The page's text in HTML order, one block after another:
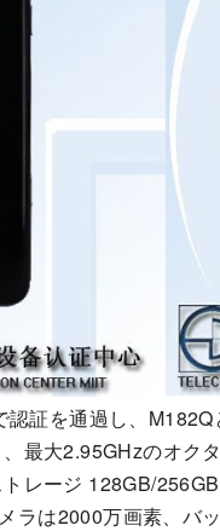
証を通過し、
最大2.95GHzのオク
レージ 128GB/
ラは2000万画素、バ